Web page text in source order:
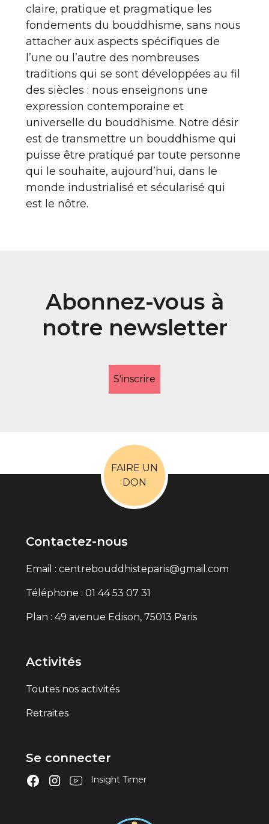
claire, pratique et pragmatique les
fondements du bouddhisme, sans nous
attacher aux aspects spécifiques de
l’une ou l’autre des nombreuses
traditions qui se sont développées au fil
des siècles : nous enseignons une
expression contemporaine et
universelle du bouddhisme. Notre désir
est de transmettre un bouddhisme qui
puisse être pratiqué par toute personne
qui le souhaite, aujourd’hui, dans le
monde industrialisé et sécularisé qui
est le nôtre.
Abonnez-vous à
notre newsletter
S'inscrire
FAIRE UN
DON
Contactez-nous
Email : centrebouddhisteparis@gmail.com
Téléphone : 01 44 53 07 31
Plan : 49 avenue Edison, 75013 Paris
Activités
Toutes nos activités
Retraites
Se connecter
Insight Timer